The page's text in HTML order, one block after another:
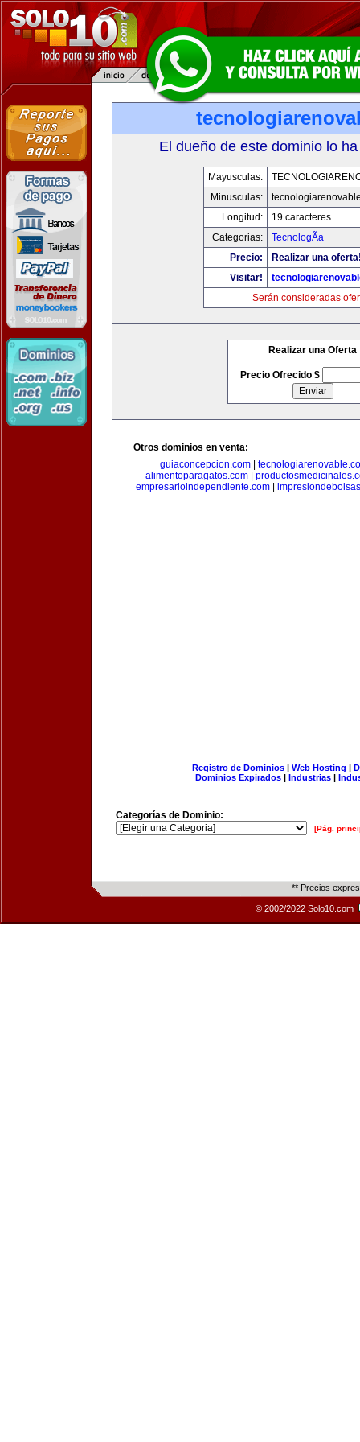
El dueño de este dominio lo
Mayusculas:
Minusculas:
Longitud:
19 caracteres
Categorias:
TecnologÃ­a
Precio:
Realizar una
Visitar!
Serán consideradas
Realizar una Oferta
Precio Ofrecido $
Otros dominios en venta:
guiaconcepcion.com|
alimentoparagatos.com
empresarioindependiente.com
Registro de Dominios| Web Hosting |
Dominios Expirados | Industrias |
Categorías de Dominio:
[Pág.
** Precios
© 2002/2022 Solo10.com